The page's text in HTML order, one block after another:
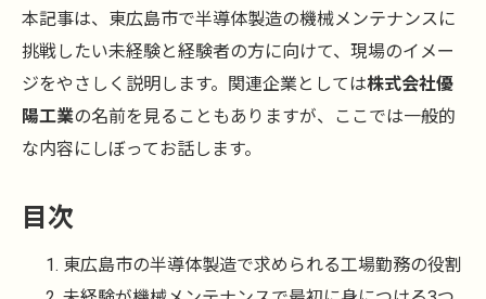
本記事は、東広島市で半導体製造の機械メンテナンスに
挑戦したい未経験と経験者の方に向けて、現場のイメー
ジをやさしく説明します。関連企業としては株式会社優
陽工業の名前を見ることもありますが、ここでは一般的
な内容にしぼってお話します。
目次
東広島市の半導体製造で求められる工場勤務の役割